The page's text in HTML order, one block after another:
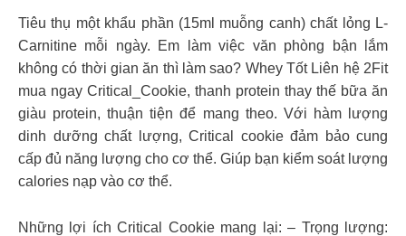
Tiêu thụ một khẩu phần (15ml muỗng canh) chất lỏng L-
Carnitine mỗi ngày. Em làm việc văn phòng bận lắm
không có thời gian ăn thì làm sao? Whey Tốt Liên hệ 2Fit
mua ngay Critical_Cookie, thanh protein thay thế bữa ăn
giàu protein, thuận tiện để mang theo. Với hàm lượng
dinh dưỡng chất lượng, Critical cookie đảm bảo cung
cấp đủ năng lượng cho cơ thể. Giúp bạn kiểm soát lượng
calories nạp vào cơ thể.
Những lợi ích Critical Cookie mang lại: – Trọng lượng: